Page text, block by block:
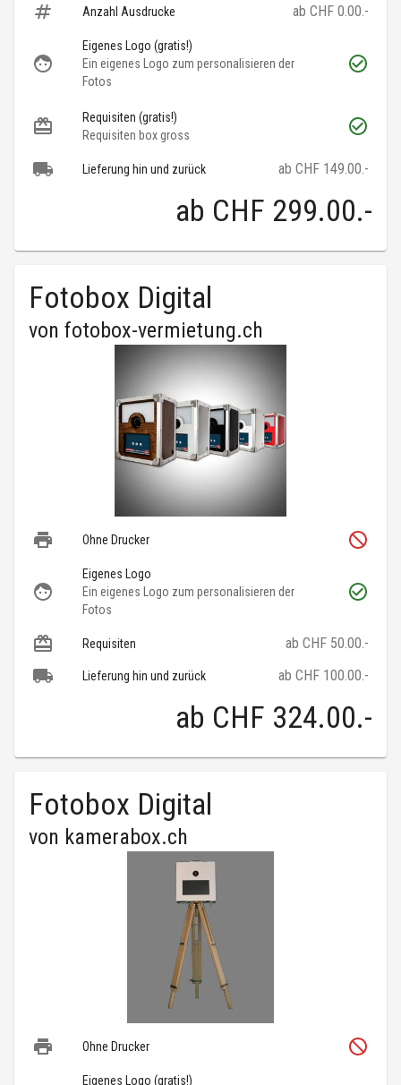
Anzahl Ausdrucke ab CHF 0.00.-
Eigenes Logo (gratis!)
Ein eigenes Logo zum personalisieren der
Fotos
Requisiten (gratis!)
Requisiten box gross
Lieferung hin und zurück ab CHF 149.00.-
ab CHF 299.00.-
Fotobox Digital
von fotobox-vermietung.ch
Ohne Drucker
Eigenes Logo
Ein eigenes Logo zum personalisieren der
Fotos
Requisiten ab CHF 50.00.-
Lieferung hin und zurück ab CHF 100.00.-
ab CHF 324.00.-
Fotobox Digital
von kamerabox.ch
Ohne Drucker
Eigenes Logo (gratis!)